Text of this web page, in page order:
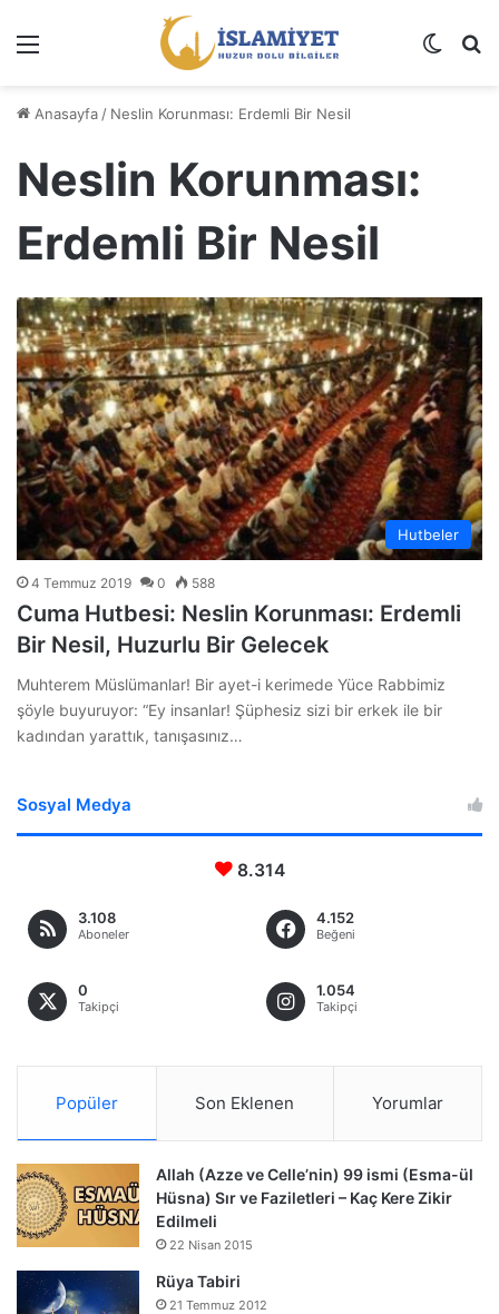
Dış
Anasayfa / Neslin Korunması: Erdemli Bir Nesil
Neslin Korunması:
Erdemli Bir Nesil
Hutbeler
4 Temmuz 2019 0 588
Cuma Hutbesi: Neslin Korunması: Erdemli
Bir Nesil, Huzurlu Bir Gelecek
Muhterem Müslümanlar! Bir ayet-i kerimede Yüce Rabbimiz
şöyle buyuruyor: “Ey insanlar! Şüphesiz sizi bir erkek ile bir
kadından yarattık, tanışasınız…
Sosyal Medya
8.314
3.108
Aboneler
4.152
Beğeni
0
Takipçi
1.054
Takipçi
Popüler Son Eklenen Yorumlar
Allah (Azze ve Celle’nin) 99 ismi (Esma-ül
Hüsna) Sır ve Faziletleri – Kaç Kere Zikir
Edilmeli
22 Nisan 2015
Rüya Tabiri
21 Temmuz 2012